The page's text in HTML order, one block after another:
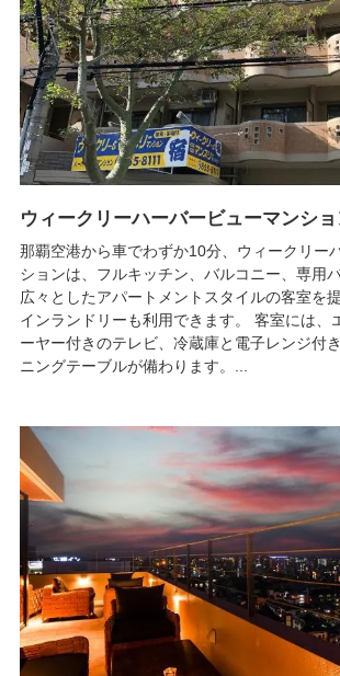
ウィークリーハーバービューマンシ
那覇空港から車でわずか10分、ウィークリー
ションは、フルキッチン、バルコニー、専用
広々としたアパートメントスタイルの客室を
インランドリーも利用できます。 客室には、
ーヤー付きのテレビ、冷蔵庫と電子レンジ付
ニングテーブルが備わります。...